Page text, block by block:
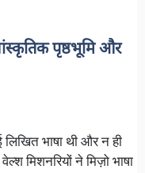
पृष्ठभूमि और
लिखित भाषा थी और न ही
मिशनरियों ने मिज़ो भाषा